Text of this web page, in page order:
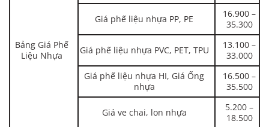
Bảng Giá Phế
Liệu Nhựa
Giá phế liệu nhựa PP, PE
16.900 –
35.300
Giá phế liệu nhựa PVC, PET, TPU
13.100 –
33.000
Giá phế liệu nhựa HI, Giá Ống
nhựa
16.500 –
35.500
Giá ve chai, lon nhựa
5.200 –
18.500